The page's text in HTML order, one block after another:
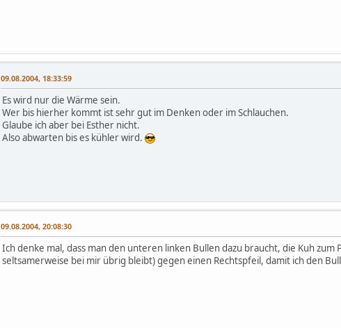
09.08.2004, 18:33:59
Es wird nur die Wärme sein.
Wer bis hierher kommt ist sehr gut im Denken oder im Schlauchen.
Glaube ich aber bei Esther nicht.
Also abwarten bis es kühler wird.
09.08.2004, 20:08:30
Ich denke mal, dass man den unteren linken Bullen dazu braucht, die Kuh
seltsamerweise bei mir übrig bleibt) gegen einen Rechtspfeil, damit ich den